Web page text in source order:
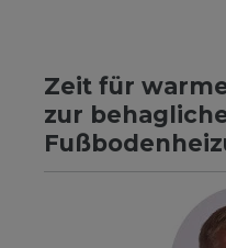
Zeit für
zur